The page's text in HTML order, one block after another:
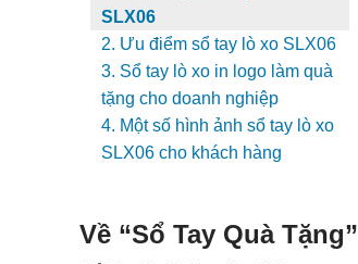
SLX06
2. Ưu điểm sổ tay lò xo SLX06
3. Sổ tay lò xo in logo làm quà
tặng cho doanh nghiệp
4. Một số hình ảnh sổ tay lò xo
SLX06 cho khách hàng
Về “Sổ Tay Quà Tặng”